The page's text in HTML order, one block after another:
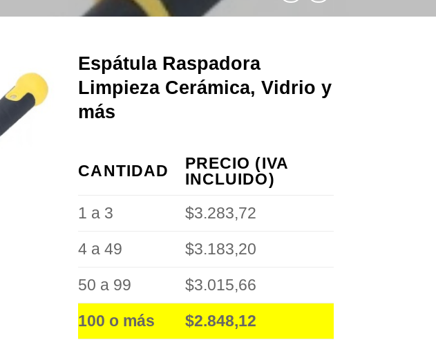
Añadir a
favoritos
Espátula Raspadora
Limpieza Cerámica, Vidrio y
más
CANTIDAD
PRECIO (IVA
INCLUIDO)
1 a 3
$3.283,72
4 a 49 $3.183,20
50 a 99 $3.015,66
100 o más $2.848,12